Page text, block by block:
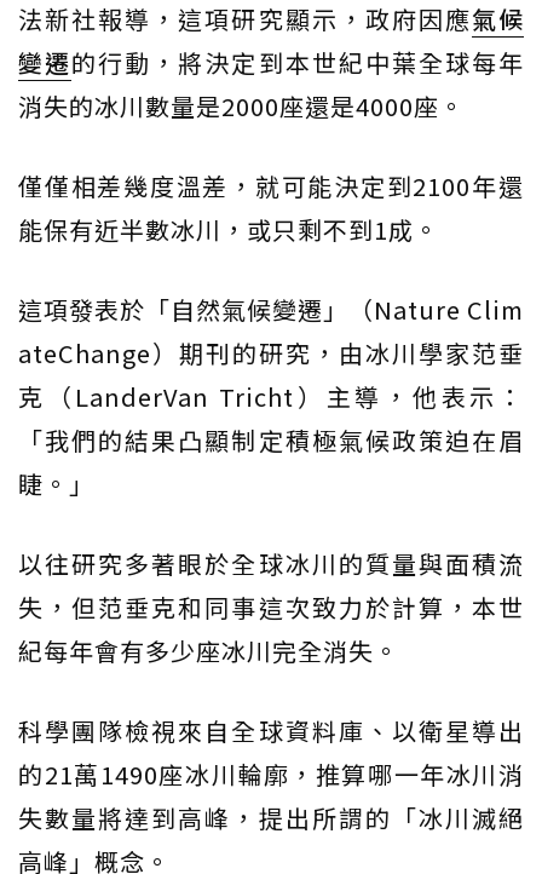
法新社報導，這項研究顯示，政府因應氣候
變遷的行動，將決定到本世紀中葉全球每年
消失的冰川數量是2000座還是4000座。
僅僅相差幾度溫差，就可能決定到2100年還
能保有近半數冰川，或只剩不到1成。
這項發表於「自然氣候變遷」（Nature Clim
ateChange）期刊的研究，由冰川學家范垂
克（LanderVan Tricht）主導，他表示：
「我們的結果凸顯制定積極氣候政策迫在眉
睫。」
以往研究多著眼於全球冰川的質量與面積流
失，但范垂克和同事這次致力於計算，本世
紀每年會有多少座冰川完全消失。
科學團隊檢視來自全球資料庫、以衛星導出
的21萬1490座冰川輪廓，推算哪一年冰川消
失數量將達到高峰，提出所謂的「冰川滅絕
高峰」概念。